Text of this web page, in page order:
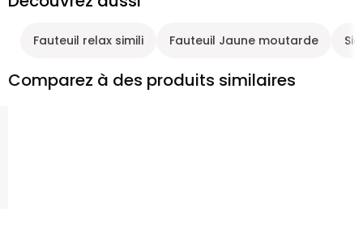
Fauteuil relax simili Fauteuil Jaune moutarde
Comparez à des produits similaires